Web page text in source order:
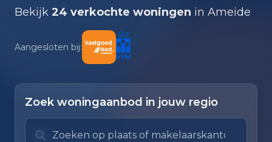
Bekijk 24 verkochte woningen in Ameide
Aangesloten bij:
Zoek woningaanbod in jouw regio
Zoek op plaats of makelaarskantoor
Typ om te zoeken. Gebruik pijl omlaag en pijl